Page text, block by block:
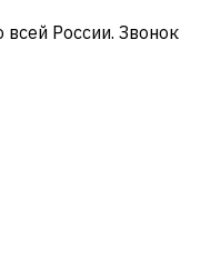
России. Звонок